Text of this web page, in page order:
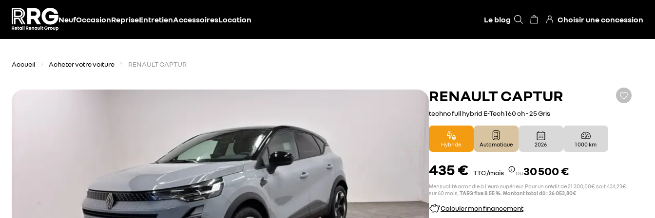
NeufOccasionRepriseEntretienAccessoiresLocation Le blog Choisir une concession
Accueil Acheter votre voiture RENAULT CAPTUR
RENAULTCAPTUR
techno full hybrid E-Tech 160 ch - 25 Gris
Hybride Automatique 2026 1 000 km
435 € TTC /mois ou30 500 €
Mensualité arrondie à l'euro supérieur. Pour un crédit de 21 300,00€ soit 434,23€
sur 60 mois, TAEG fixe 8.55 %. Montant total dû : 26 053,80€
Calculer mon financement